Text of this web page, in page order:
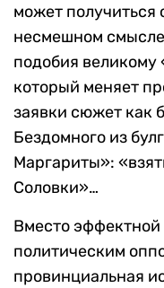
может
несмешном
подобия великому
который меняет
заявки сюжет как
Бездомного из
Маргариты»:
Соловки»…
Вместо
политическим
провинциальная